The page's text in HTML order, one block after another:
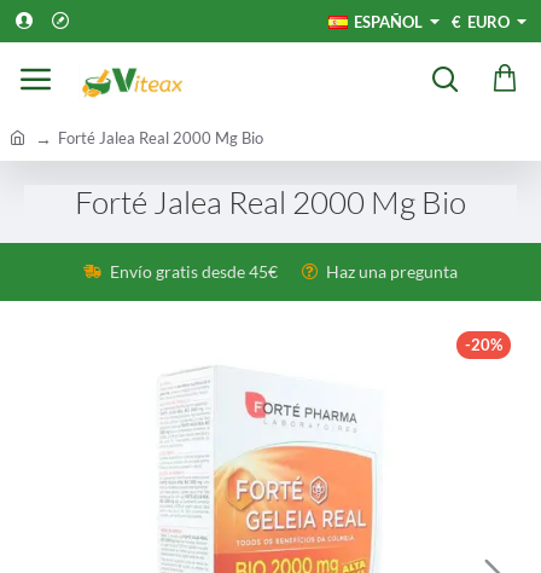
ESPAÑOL € EURO
Forté Jalea Real 2000 Mg Bio
o
Forté Jalea Real 2000 Mg Bio
Envío gratis desde 45€ Haz una pregunta
-20%